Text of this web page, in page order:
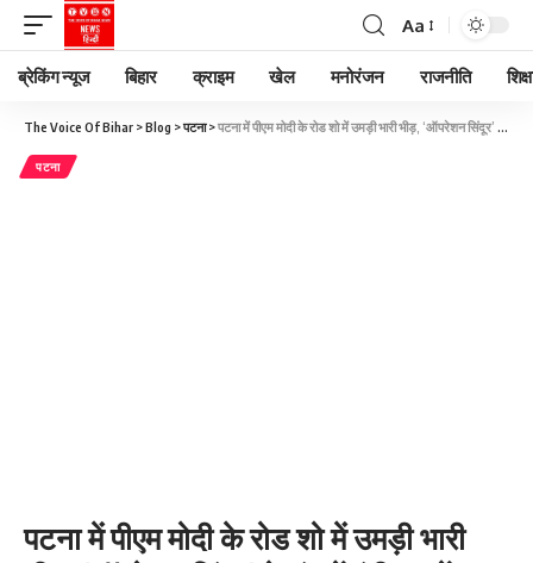
Aa
ब्रेकिंग न्यूज बिहार क्राइम खेल मनोरंजन राजनीति
The Voice Of Bihar >Blog >पटना>पटना में पीएम मोदी के रोड शो में उमड़ी भारी भीड़, ‘ऑपरेशन सिंदूर’ के रंग में रंगी सड़कें
पटना
पटना में पीएम मोदी के रोड शो में उमड़ी भारी